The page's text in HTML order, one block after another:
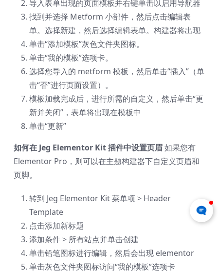
导入表单出现的页面模板并右键单击以启用导航器
找到并选择 Metform 小部件，然后点击编辑表
单。选择新建，然后选择编辑表单。构建器将出现
单击“添加模板”灰色文件夹图标。
单击“我的模板”选项卡。
选择您导入的 metform 模板，然后单击“插入”（单
击“否”进行页面设置）。
模板加载完成后，进行所需的自定义，然后单击“更
新并关闭”，表单将出现在模板中
单击“更新”
如何在 Jeg Elementor Kit 插件中设置页眉如果您有
Elementor Pro，则可以在主题构建器下自定义页眉和
页脚。
转到 Jeg Elementor Kit 菜单项 > Header
Template
点击添加新标题
添加条件 > 所有站点并单击创建
单击铅笔图标进行编辑，然后会出现 elementor
单击灰色文件夹图标访问“我的模板”选项卡